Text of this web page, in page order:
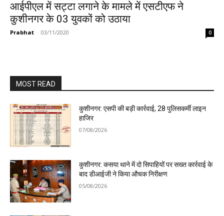
आईपीएल में सट्टा लगाने के मामले में एसटीएफ ने
कुशीनगर के 03 युवकों को उठाया
Prabhat - 03/11/2020 0
MOST READ
कुशीनगर: एसपी की बड़ी कार्रवाई, 28 पुलिसकर्मी लाइन
हाजिर
07/08/2026
कुशीनगर: कसया थाने में दो सिपाहियों पर सख्त कार्रवाई के
बाद डीआईजी ने किया औचक निरीक्षण
05/08/2026